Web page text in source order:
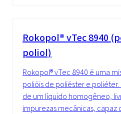
Rokopol® vTec 8940
poliol)
Rokopol® vTec 8940 é uma
polióis de poliéster e poliéter.
de um líquido homogêneo,
impurezas mecânicas, capaz